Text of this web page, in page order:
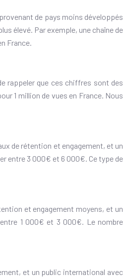
de pays moins développés
élevé. Par exemple, une chaîne de
France.
rappeler que ces chiffres sont des
1 million de vues en France. Nous
de rétention et engagement, et un
entre 3 000€ et 6 000€. Ce type de
et engagement moyens, et un
1 000€ et 3 000€. Le nombre
et un public international avec